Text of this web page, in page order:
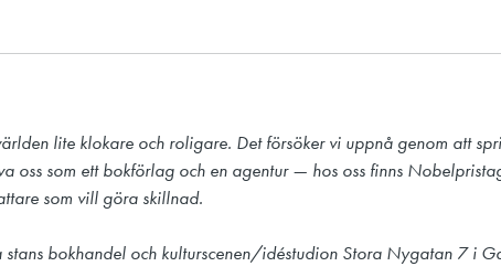
lite klokare och roligare. Det försöker vi uppnå genom att
oss som ett bokförlag och en agentur — hos oss finns
som vill göra skillnad.
bokhandel och kulturscenen/idéstudion Stora Nygatan 7 i